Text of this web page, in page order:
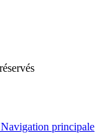
principale